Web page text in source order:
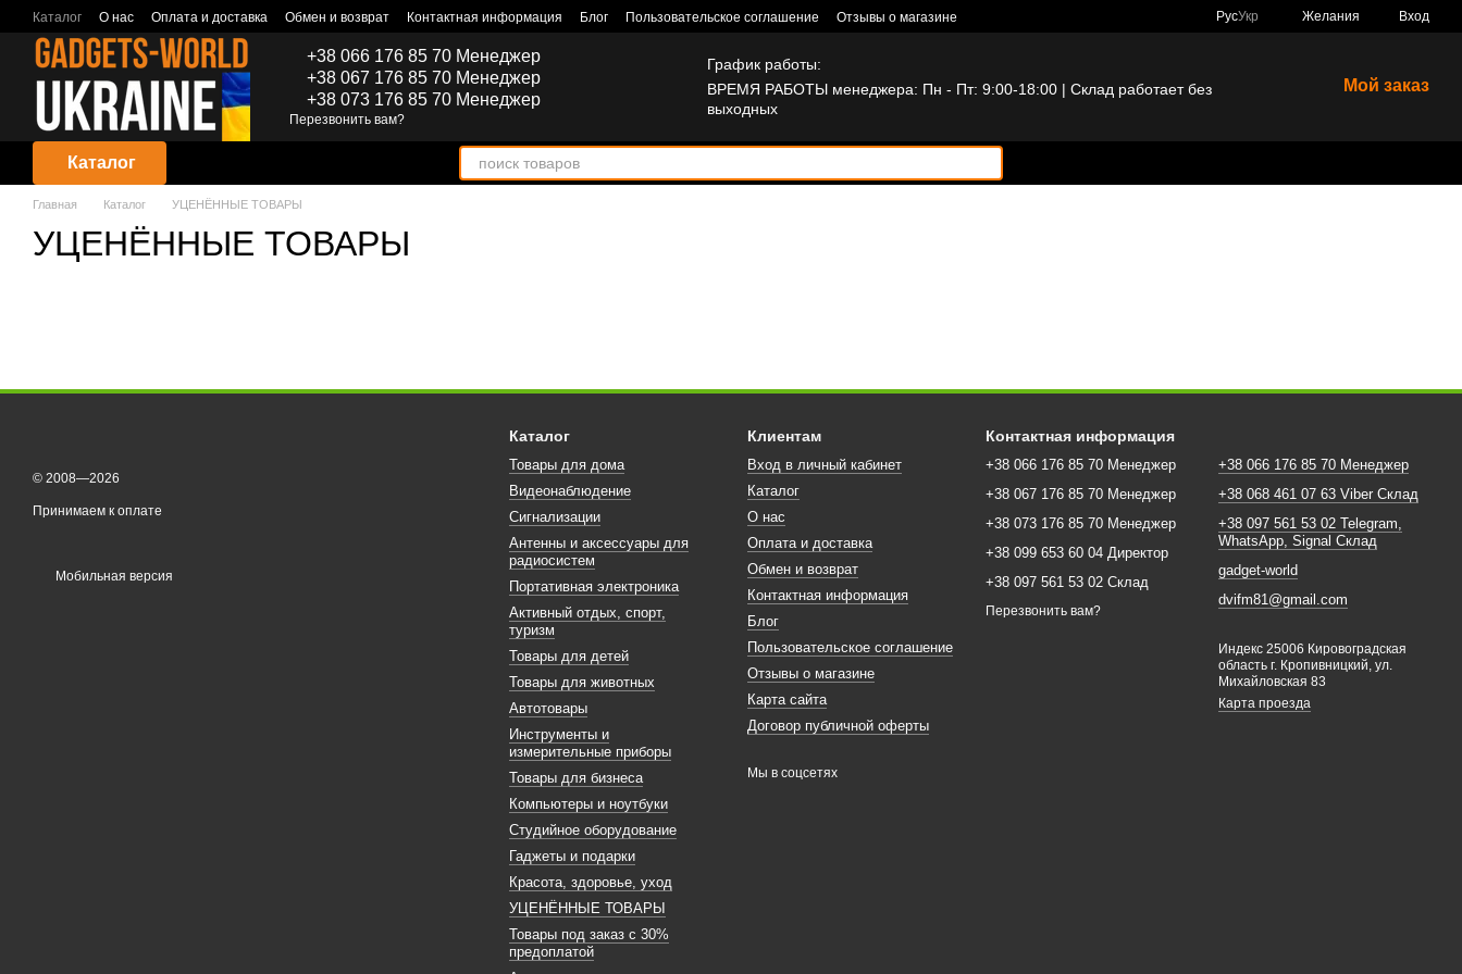
Перейти к основному контенту
Каталог О нас Оплата и доставка Обмен и возврат Контактная информация Блог Пользовательское соглашение
Отзывы о магазине
Договор публичной оферты
РусУкр Желания Вход
+38 066 176 85 70 Менеджер
+38 067 176 85 70 Менеджер
+38 073 176 85 70 Менеджер
Перезвонить вам?
График работы:
ВРЕМЯ РАБОТЫ менеджера: Пн - Пт: 9:00-18:00 | Склад работает без
выходных
Мой заказ
Каталог
Главная Каталог УЦЕНЁННЫЕ ТОВАРЫ
УЦЕНЁННЫЕ ТОВАРЫ
© 2008—2026
Принимаем к оплате
Мобильная версия
Каталог
Товары для дома
Видеонаблюдение
Сигнализации
Антенны и аксессуары для
радиосистем
Портативная электроника
Активный отдых, спорт,
туризм
Товары для детей
Товары для животных
Автотовары
Инструменты и
измерительные приборы
Товары для бизнеса
Компьютеры и ноутбуки
Студийное оборудование
Гаджеты и подарки
Красота, здоровье, уход
УЦЕНЁННЫЕ ТОВАРЫ
Товары под заказ с 30%
предоплатой
Клиентам
Вход в личный кабинет
Каталог
О нас
Оплата и доставка
Обмен и возврат
Контактная информация
Блог
Пользовательское соглашение
Отзывы о магазине
Карта сайта
Договор публичной оферты
Мы в соцсетях
Контактная информация
+38 066 176 85 70 Менеджер
+38 067 176 85 70 Менеджер
+38 073 176 85 70 Менеджер
+38 099 653 60 04 Директор
+38 097 561 53 02 Склад
Перезвонить вам?
+38 066 176 85 70 Менеджер
+38 068 461 07 63 Viber Склад
+38 097 561 53 02 Telegram,
WhatsApp, Signal Склад
gadget-world
dvifm81@gmail.com
Индекс 25006 Кировоградская
область г. Кропивницкий, ул.
Михайловская 83
Карта проезда